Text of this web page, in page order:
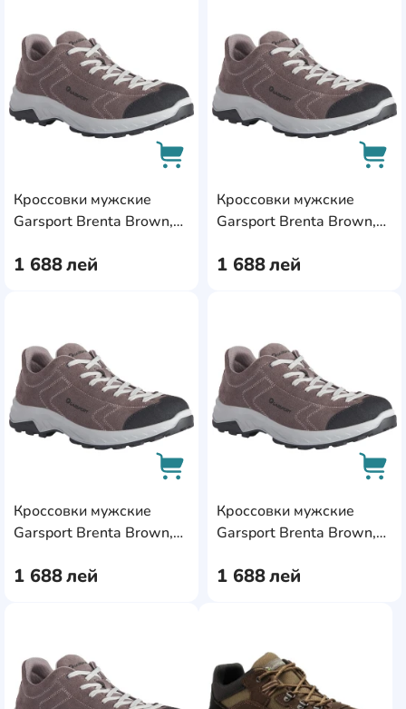
Кроссовки мужские
Garsport Brenta Brown,
1 688лей
AddCardToCart
Кроссовки мужские
Garsport Brenta Brown,
1 688лей
Кроссовки мужские
Garsport Brenta Brown,
1 688лей
AddCardToCart
Кроссовки мужские
Garsport Brenta Brown,
1 688лей